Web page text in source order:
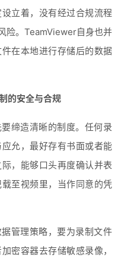
立着，没有经过合规流程
险。TeamViewer自身也并
在本地进行存储后的数据
的安全与合规
缔造清晰的制度。任何录
允，最好存有书面或者能
，能够口头再度确认并表
至视频里，当作同意的凭
管理策略，要为录制文件
密容器去存储敏感录像，